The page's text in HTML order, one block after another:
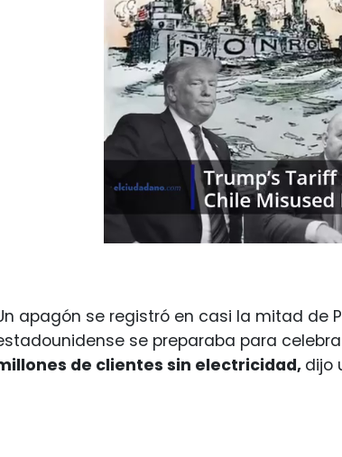
apagón se registró en casi la mitad de
se preparaba para
de clientes sin electricidad, dijo